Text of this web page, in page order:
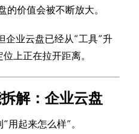
的价值会被不断放大。
企业云盘已经从“工具”升
上正在拉开距离。
解：企业云盘
用起来怎么样”。